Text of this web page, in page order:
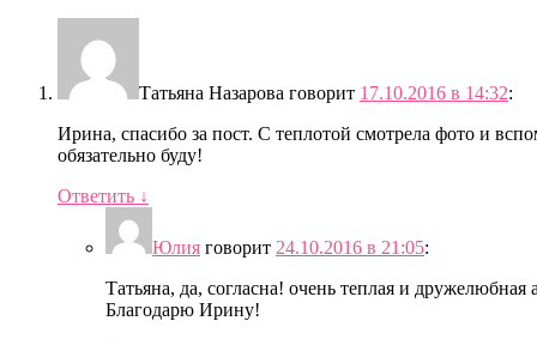
Татьяна Назарова говорит 17.10.2016 в 14:32:
Ирина, спасибо за пост. С теплотой смотрела фото и
обязательно буду!
Ответить ↓
Юлия говорит 24.10.2016 в 21:05:
Татьяна, да, согласна! очень теплая и
Благодарю Ирину!